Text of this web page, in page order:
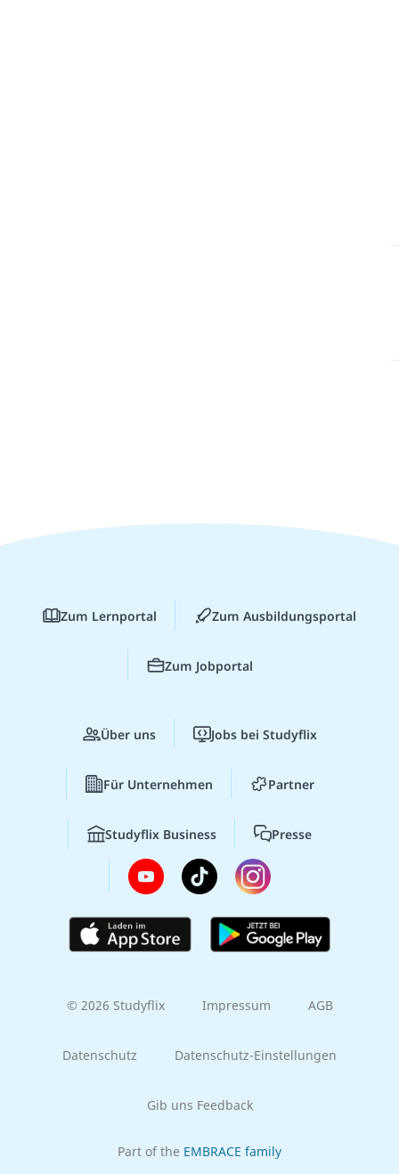
Zum Lernportal Zum Ausbildungsportal
Zum Jobportal
Über uns Jobs bei Studyflix
Für Unternehmen Partner
Studyflix Business Presse
© 2026 Studyflix Impressum AGB
Datenschutz Datenschutz-Einstellungen
Gib uns Feedback
Part of the EMBRACE family